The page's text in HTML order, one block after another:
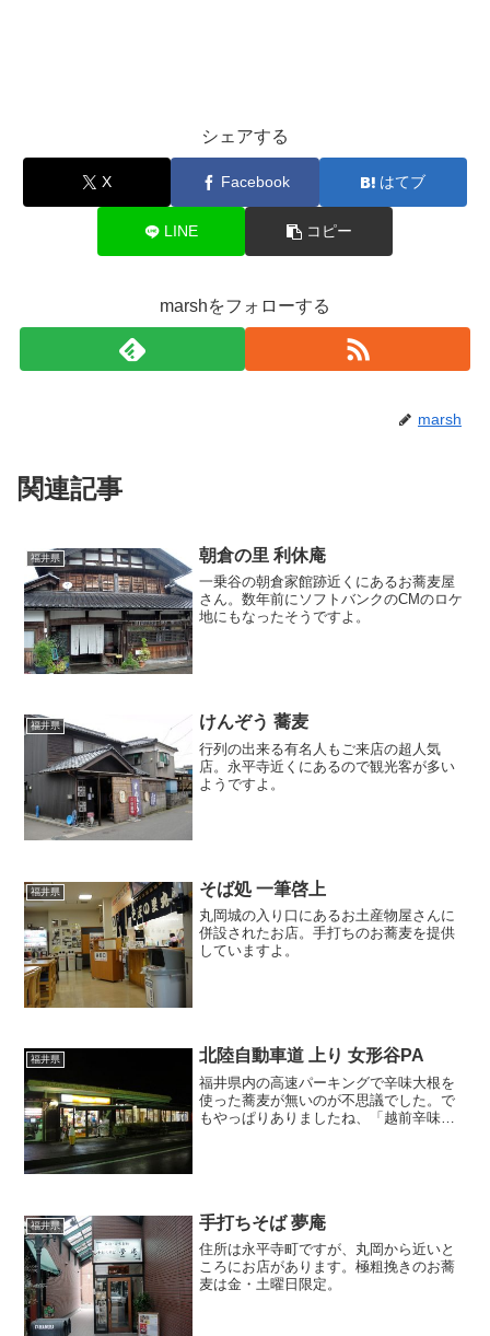
シェアする
X Facebook はてブ
LINE コピー
marshをフォローする
marsh
関連記事
福井県 朝倉の里 利休庵
一乗谷の朝倉家館跡近くにあるお蕎麦屋
さん。数年前にソフトバンクのCMのロケ
地にもなったそうですよ。
福井県 けんぞう 蕎麦
行列の出来る有名人もご来店の超人気
店。永平寺近くにあるので観光客が多い
ようですよ。
福井県 そば処 一筆啓上
丸岡城の入り口にあるお土産物屋さんに
併設されたお店。手打ちのお蕎麦を提供
していますよ。
福井県 北陸自動車道 上り 女形谷PA
福井県内の高速パーキングで辛味大根を
使った蕎麦が無いのが不思議でした。で
もやっぱりありましたね、「越前辛味大
福井県 手打ちそば 夢庵
住所は永平寺町ですが、丸岡から近いと
ころにお店があります。極粗挽きのお蕎
麦は金・土曜日限定。